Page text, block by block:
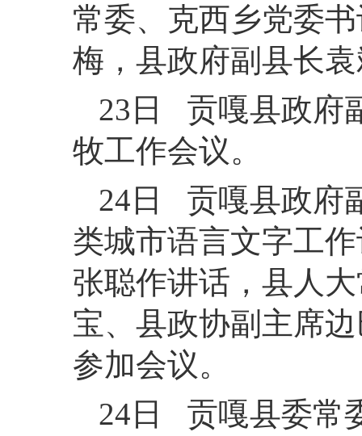
常委、克西乡党委
梅，县政府副县长
23日 贡嘎县政府
牧工作会议。
24日 贡嘎县政府
类城市语言文字工
张聪作讲话，县人
宝、县政协副主席
参加会议。
24日 贡嘎县委常